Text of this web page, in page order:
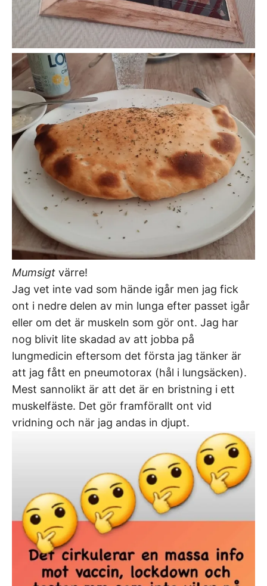
Mumsigt värre!
Jag vet inte vad som hände igår men jag fick
ont i nedre delen av min lunga efter passet igår
eller om det är muskeln som gör ont. Jag har
nog blivit lite skadad av att jobba på
lungmedicin eftersom det första jag tänker är
att jag fått en pneumotorax (hål i lungsäcken).
Mest sannolikt är att det är en bristning i ett
muskelfäste. Det gör framförallt ont vid
vridning och när jag andas in djupt.